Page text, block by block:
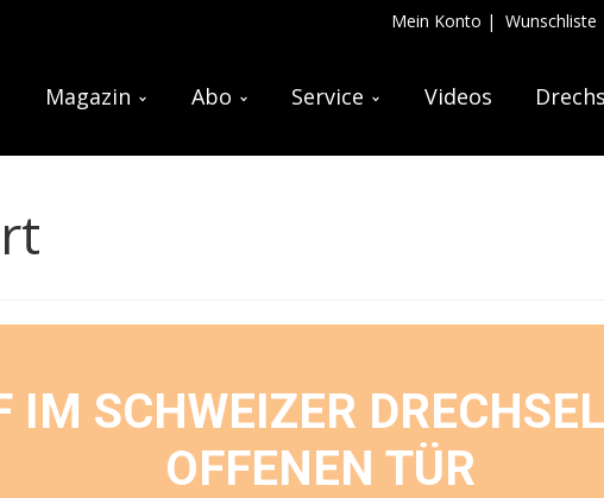
Mein Konto | Wunschliste
Magazin Abo Service Videos
IM SCHWEIZER
OFFENEN TÜR